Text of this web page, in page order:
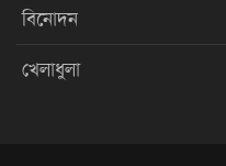
বিনোদন
খেলাধুলা